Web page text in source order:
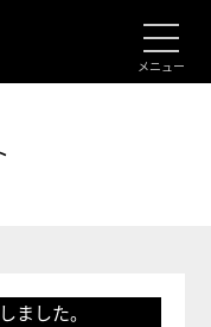
メニュー
ました。